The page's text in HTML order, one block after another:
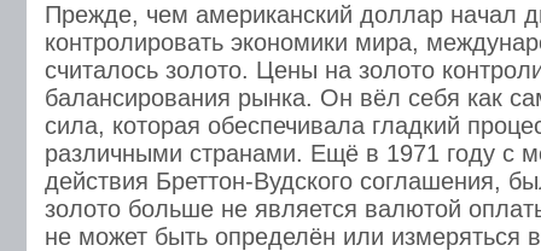
Прежде, чем американский доллар начал
контролировать экономики мира,
считалось золото. Цены на золото
балансирования рынка. Он вёл себя как
сила, которая обеспечивала гладкий
различными странами. Ещё в 1971 году с
действия Бреттон-Вудского соглашения,
золото больше не является валютой
не может быть определён или измеряться